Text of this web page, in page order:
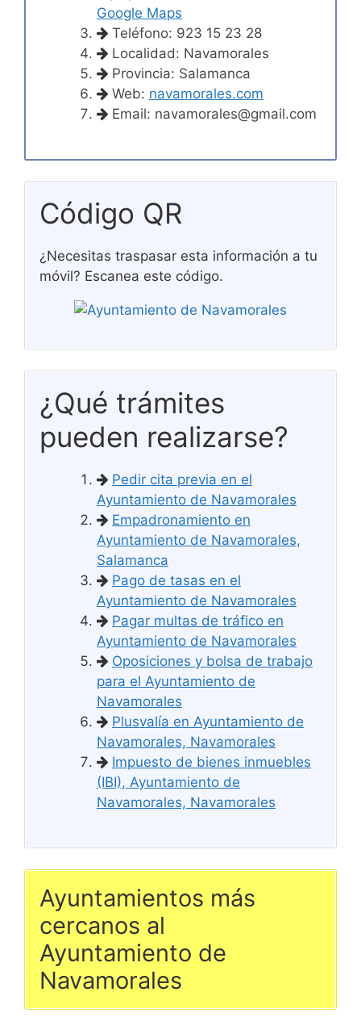
Google Maps
Teléfono: 923 15 23 28
Localidad: Navamorales
Provincia: Salamanca
Web: navamorales.com
Email: navamorales@gmail.com
Código QR
¿Necesitas traspasar esta información a tu
móvil? Escanea este código.
¿Qué trámites
pueden realizarse?
Pedir cita previa en el
Ayuntamiento de Navamorales
Empadronamiento en
Ayuntamiento de Navamorales,
Salamanca
Pago de tasas en el
Ayuntamiento de Navamorales
Pagar multas de tráfico en
Ayuntamiento de Navamorales
Oposiciones y bolsa de trabajo
para el Ayuntamiento de
Navamorales
Plusvalía en Ayuntamiento de
Navamorales, Navamorales
Impuesto de bienes inmuebles
(IBI), Ayuntamiento de
Navamorales, Navamorales
Ayuntamientos más
cercanos al
Ayuntamiento de
Navamorales